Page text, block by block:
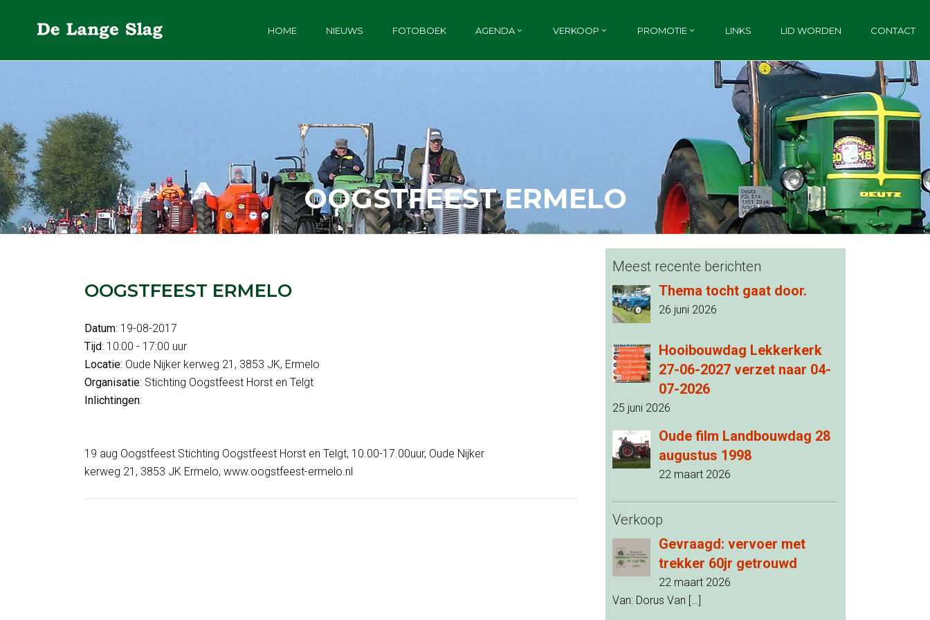
HOME NIEUWS FOTOBOEK AGENDA VERKOOP PROMOTIE LINKS LID WORDEN CONTACT
OOGSTFEEST ERMELO
OOGSTFEEST ERMELO
Datum: 19-08-2017
Tijd: 10:00 - 17:00 uur
Locatie: Oude Nijker kerweg 21, 3853 JK, Ermelo
Organisatie: Stichting Oogstfeest Horst en Telgt
Inlichtingen:
19 aug Oogstfeest Stichting Oogstfeest Horst en Telgt, 10.00-17.00uur, Oude Nijker
kerweg 21, 3853 JK Ermelo, www.oogstfeest-ermelo.nl
Meest recente berichten
Thema tocht gaat door.
26 juni 2026
Hooibouwdag Lekkerkerk
27-06-2027 verzet naar 04-
07-2026
25 juni 2026
Oude film Landbouwdag 28
augustus 1998
22 maart 2026
Verkoop
Gevraagd: vervoer met
trekker 60jr getrouwd
22 maart 2026
Van: Dorus Van […]